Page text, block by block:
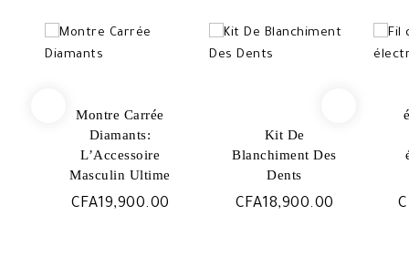
Montre Carrée
Diamants:
L’Accessoire
Masculin Ultime
CFA19,900.00
Kit De
Blanchiment Des
Dents
CFA18,900.00